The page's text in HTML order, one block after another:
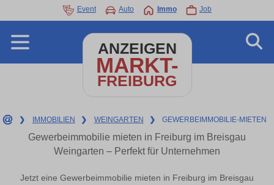
Event Auto Immo Job
ANZEIGEN
MARKT-
FREIBURG
❯ IMMOBILIEN ❯ WEINGARTEN ❯ GEWERBEIMMOBILIE-MIETEN
Gewerbeimmobilie mieten in Freiburg im Breisgau
Weingarten – Perfekt für Unternehmen
Jetzt eine Gewerbeimmobilie mieten in Freiburg im Breisgau